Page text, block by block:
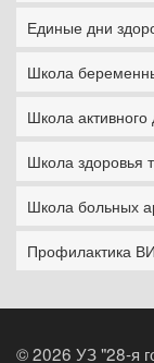
Единые дни
Школа
Школа активного
Школа здоровья
Школа больных
Профилактика
©2026 УЗ "28-я